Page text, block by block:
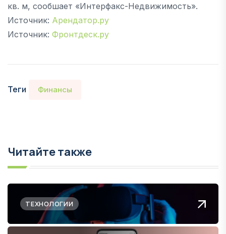
кв. м, сообшает «Интерфакс-Недвижимость».
Источник: Арендатор.ру
Источник: Фронтдеск.ру
Теги Финансы
Читайте также
ТЕХНОЛОГИИ